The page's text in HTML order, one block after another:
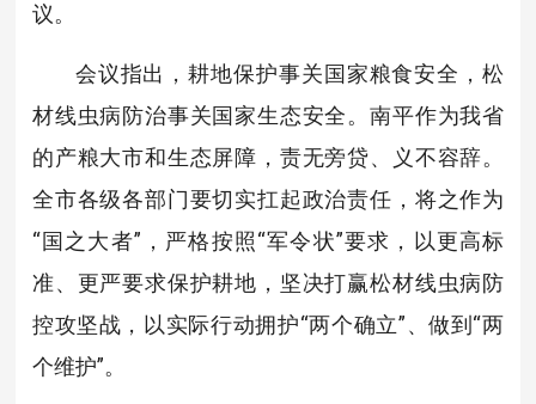
议。
会议指出，耕地保护事关国家粮食安全，松
材线虫病防治事关国家生态安全。南平作为我省
的产粮大市和生态屏障，责无旁贷、义不容辞。
全市各级各部门要切实扛起政治责任，将之作为
“国之大者”，严格按照“军令状”要求，以更高标
准、更严要求保护耕地，坚决打赢松材线虫病防
控攻坚战，以实际行动拥护“两个确立”、做到“两
个维护”。